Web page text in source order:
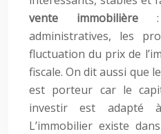
vente immobilière :
administratives, les
fluctuation du prix de
fiscale. On dit aussi que
est porteur car le
investir est adapté
L’immobilier existe